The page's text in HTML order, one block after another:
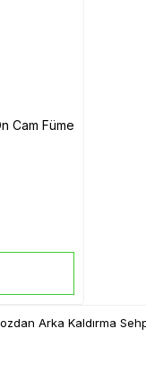
Cam Füme